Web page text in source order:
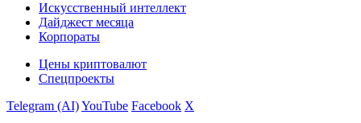
Искусственный интеллект
Дайджест месяца
Корпораты
Цены криптовалют
Спецпроекты
Telegram (AI)YouTube Facebook X